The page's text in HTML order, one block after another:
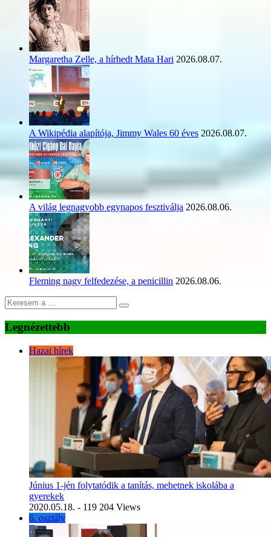
Margaretha Zelle, a hírhedt Mata Hari 2026.08.07.
A Wikipédia alapítója, Jimmy Wales 60 éves 2026.08.07.
A világ legnagyobb egynapos fesztiválja 2026.08.06.
Fleming nagy felfedezése, a penicillin 2026.08.06.
Legnézettebb
Hazai hírek
Június 1-jén folytatódik a tanítás, mehetnek iskolába a
gyerekek
2020.05.18. - 119 204 Views
6. osztály